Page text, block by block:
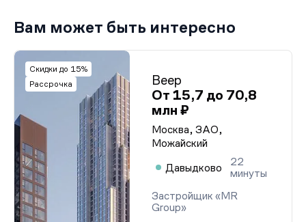
Вам может быть интересно
Скидки до 15%
Рассрочка
Веер
От 15,7 до 70,8
млн ₽
Москва, ЗАО,
Можайский
Давыдково
22
минуты
Застройщик «MR
Group»